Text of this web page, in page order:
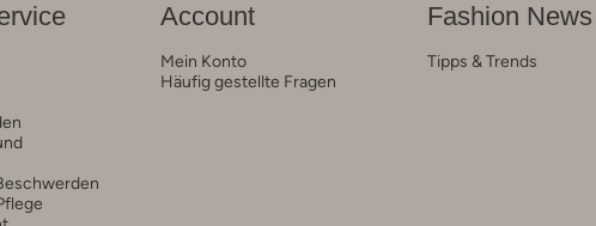
Account
Mein Konto
Häufig gestellte Fragen
Fashion News
Tipps & Trends